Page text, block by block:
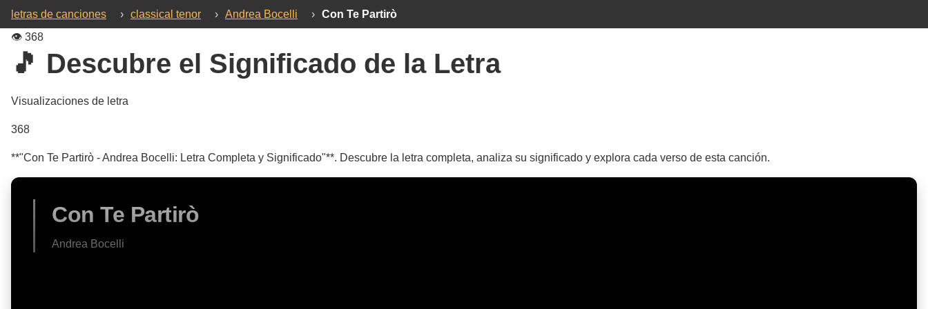
letras de canciones › classical tenor › Andrea Bocelli › Con Te Partirò
👁️ 368
🎵 Descubre el Significado de la Letra
Visualizaciones de letra
368
**"Con Te Partirò - Andrea Bocelli: Letra Completa y Significado"**. Descubre la letra completa, analiza su significado y explora cada verso de esta canción.
Con Te Partirò
Andrea Bocelli